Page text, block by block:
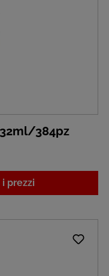
384pz
prezzi